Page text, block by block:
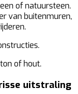
of natuursteen.
van buitenmuren,
of hout.
uitstraling